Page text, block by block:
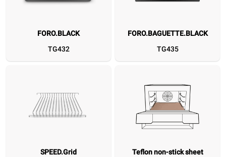
FORO.BLACK
TG432
FORO.BAGUETTE.BLACK
TG435
SPEED.Grid
Teflon non-stick sheet